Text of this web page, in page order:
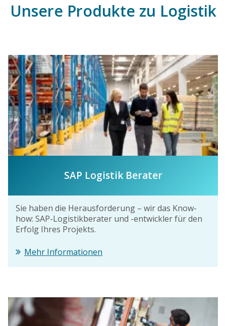
Unsere Produkte zu Logistik
SAP Logistik Berater
Sie haben die Herausforderung – wir das Know-
how: SAP-Logistikberater und -entwickler für den
Erfolg Ihres Projekts.
Mehr Informationen